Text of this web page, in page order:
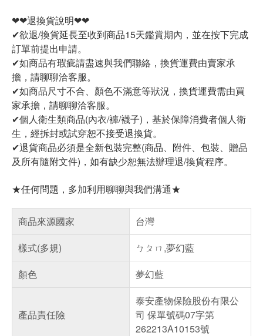
❤❤退換貨說明❤❤
✔欲退/換貨延長至收到商品15天鑑賞期內，並在按下完成
訂單前提出申請。
✔如商品有瑕疵請盡速與我們聯絡，換貨運費由賣家承
擔，請聊聊洽客服。
✔如商品尺寸不合、顏色不滿意等狀況，換貨運費需由買
家承擔，請聊聊洽客服。
✔個人衛生類商品(內衣/褲/襪子)，基於保障消費者個人衛
生，經拆封或試穿恕不接受退換貨。
✔退貨商品必須是全新包裝完整(商品、附件、包裝、贈品
及所有隨附文件)，如有缺少恕無法辦理退/換貨程序。
★任何問題，多加利用聊聊與我們溝通★
商品來源國家
台灣
樣式(多規)
ㄅㄆㄇ,夢幻藍
顏色
夢幻藍
產品責任險
泰安產物保險股份有限公
司 保單號碼07字第
262213A10153號